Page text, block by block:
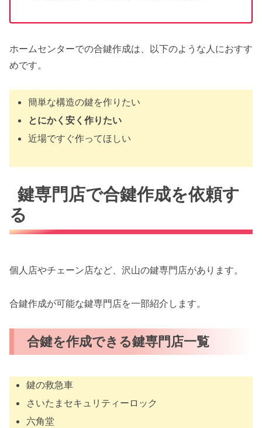
ホームセンターでの合鍵作成は、以下のような人におすす
めです。
簡単な構造の鍵を作りたい
とにかく安く作りたい
近場ですぐ作ってほしい
鍵専門店で合鍵作成を依頼す
る
個人店やチェーン店など、沢山の鍵専門店があります。
合鍵作成が可能な鍵専門店を一部紹介します。
合鍵を作成できる鍵専門店一覧
鍵の救急車
さいたまセキュリティーロック
六角堂